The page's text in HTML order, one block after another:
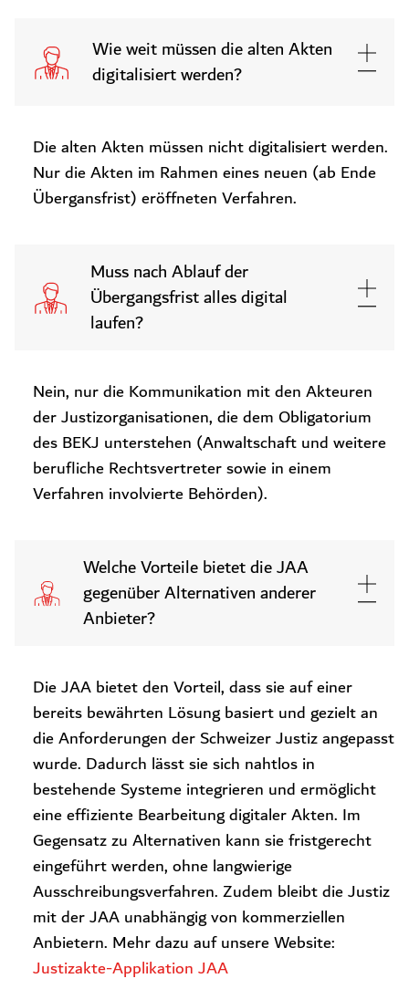
Wie weit müssen die alten Akten
digitalisiert werden?
Die alten Akten müssen nicht digitalisiert werden.
Nur die Akten im Rahmen eines neuen (ab Ende
Übergansfrist) eröffneten Verfahren.
Muss nach Ablauf der
Übergangsfrist alles digital
laufen?
Nein, nur die Kommunikation mit den Akteuren
der Justizorganisationen, die dem Obligatorium
des BEKJ unterstehen (Anwaltschaft und weitere
berufliche Rechtsvertreter sowie in einem
Verfahren involvierte Behörden).
Welche Vorteile bietet die JAA
gegenüber Alternativen anderer
Anbieter?
Die JAA bietet den Vorteil, dass sie auf einer
bereits bewährten Lösung basiert und gezielt an
die Anforderungen der Schweizer Justiz angepasst
wurde. Dadurch lässt sie sich nahtlos in
bestehende Systeme integrieren und ermöglicht
eine effiziente Bearbeitung digitaler Akten. Im
Gegensatz zu Alternativen kann sie fristgerecht
eingeführt werden, ohne langwierige
Ausschreibungsverfahren. Zudem bleibt die Justiz
mit der JAA unabhängig von kommerziellen
Anbietern. Mehr dazu auf unsere Website:
Justizakte-Applikation JAA